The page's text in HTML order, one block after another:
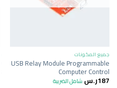
جميع المكونات
USB Relay Module Programmable
Computer Control
187ر.س شامل الضريبة